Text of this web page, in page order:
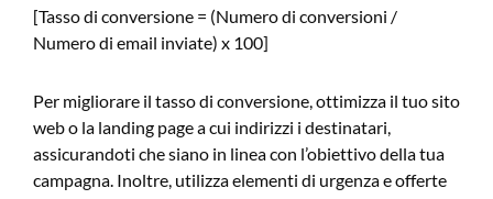
[Tasso di conversione = (Numero di conversioni /
Numero di email inviate) x 100]
Per migliorare il tasso di conversione, ottimizza il tuo sito
web o la landing page a cui indirizzi i destinatari,
assicurandoti che siano in linea con l’obiettivo della tua
campagna. Inoltre, utilizza elementi di urgenza e offerte